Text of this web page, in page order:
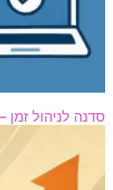
סדנה לניהול זמן